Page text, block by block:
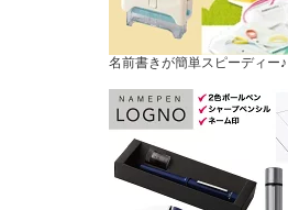
名前書きが簡単スピーディー♪